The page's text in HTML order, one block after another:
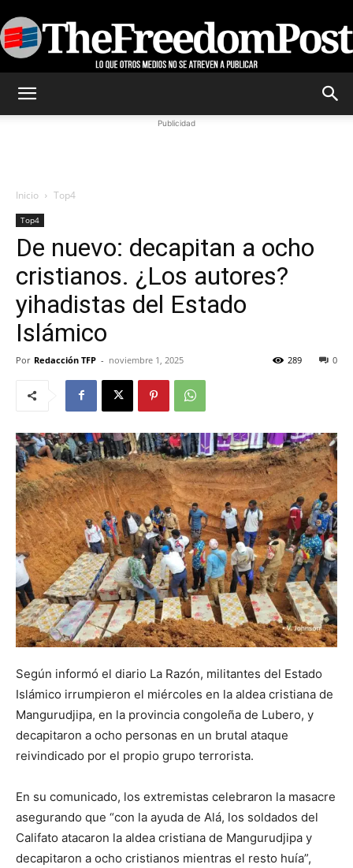
Publicidad
Inicio Top4
Top4
De nuevo: decapitan a ocho
cristianos. ¿Los autores?
yihadistas del Estado
Islámico
Por Redacción TFP - noviembre 1, 2025 0
289
Según informó el diario La Razón, militantes del Estado
Islámico irrumpieron el miércoles en la aldea cristiana de
Mangurudjipa, en la provincia congoleña de Lubero, y
decapitaron a ocho personas en un brutal ataque
reivindicado por el propio grupo terrorista.
En su comunicado, los extremistas celebraron la masacre
asegurando que “con la ayuda de Alá, los soldados del
Califato atacaron la aldea cristiana de Mangurudjipa y
decapitaron a ocho cristianos mientras el resto huía”,